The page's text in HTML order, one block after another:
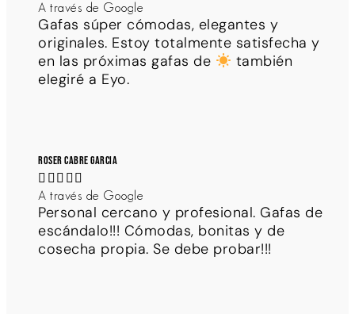
A través de Google
Gafas súper cómodas, elegantes y
originales. Estoy totalmente satisfecha y
en las próximas gafas de
también
elegiré a Eyo.
Roser Cabre Garcia
    
A través de Google
Personal cercano y profesional. Gafas de
escándalo!!! Cómodas, bonitas y de
cosecha propia. Se debe probar!!!